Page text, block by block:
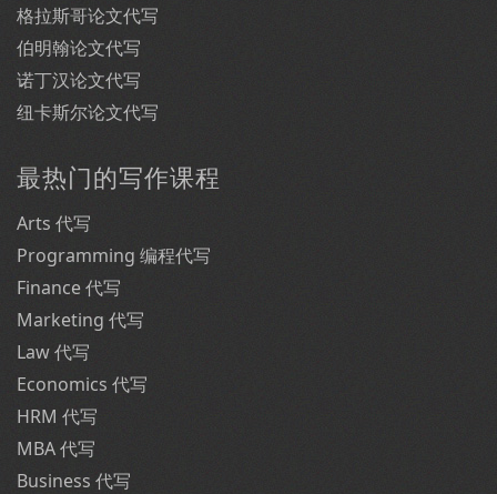
格拉斯哥论文代写
伯明翰论文代写
诺丁汉论文代写
纽卡斯尔论文代写
最热门的写作课程
Arts 代写
Programming 编程代写
Finance 代写
Marketing 代写
Law 代写
Economics 代写
HRM 代写
MBA 代写
Business 代写